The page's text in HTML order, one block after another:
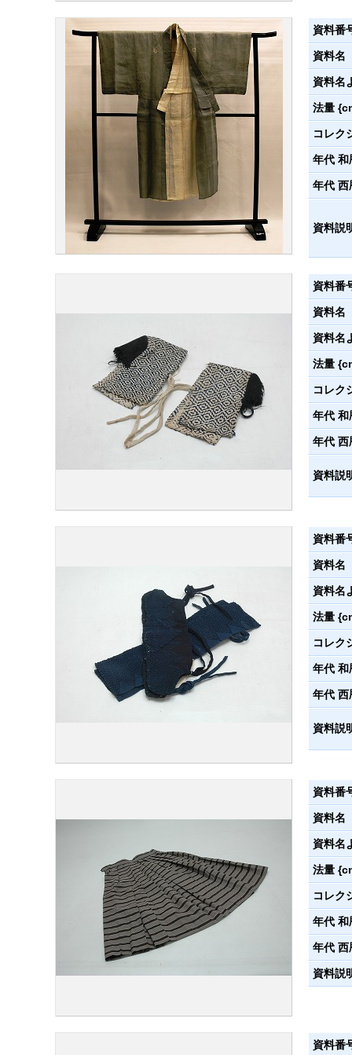
資料番
資料名
資料名
法量
コレク
年代 和
年代 西
資料説
資料番
資料名
資料名
法量
コレク
年代 和
年代 西
資料説
資料番
資料名
資料名
法量
コレク
年代 和
年代 西
資料説
資料番
資料名
資料名
法量
コレク
年代 和
年代 西
資料説
資料番